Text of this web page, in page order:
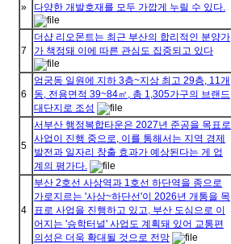
»
다양한 개발호재를 모두 가깝게 누릴 수 있다.
7
더샵 리오몬트는 최근 부산의 합리적인 분양가
가 책정돼 이에 따른 관심도 집중되고 있다
6
엄궁동 일원에 지하 3층~지상 최고 29층, 11개
동, 전용면적 39~84㎡, 총 1,305가구의 브랜드
대단지로 조성
5
서부산 행정복합타운은 2027년 준공을 목표로
사업이 진행 중으로, 이를 통해서는 지역 경제
발전과 일자리 창출 효과가 예상된다는 게 업
계의 평가다.
4
부산 2호선 사상역과 1호선 하단역을 종으로
가로지르는 '사상~하단선'이 2026년 개통을 목
표로 사업을 진행하고 있고, 부산 도심으로 이
어지는 '승학터널' 사업도 계획돼 있어 교통편
의성은 더욱 확대될 것으로 전망